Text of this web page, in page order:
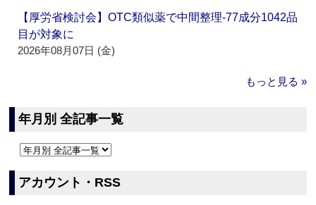
【厚労省検討会】OTC類似薬で中間整理‐77成分1042品
目が対象に
2026年08月07日 (金)
もっと見る »
年月別 全記事一覧
アカウント・RSS